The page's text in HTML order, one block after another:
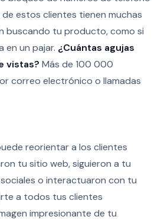
estos clientes tienen muchas
buscando tu producto, como si
en un pajar. ¿Cuántas agujas
vistas? Más de 100 000
correo electrónico o llamadas
reorientar a los clientes
tu sitio web, siguieron a tu
o interactuaron con tu
a todos tus clientes
impresionante de tu